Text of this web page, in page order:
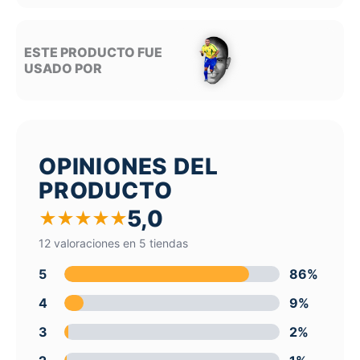
ESTE PRODUCTO FUE
USADO POR
OPINIONES DEL
PRODUCTO
★★★★★5,0
12 valoraciones en 5 tiendas
5
86%
4
9%
3
2%